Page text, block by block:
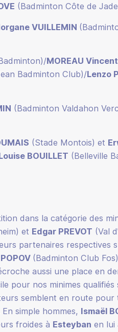
(Badminton Côte de
VUILLEMIN
MOREAU Vincent
Badminton Club)/Lenzo
(Badminton Valdahon
(Stade Montois) et
BOUILLET (Belleville
dans la catégorie des
et Edgar PREVOT (Val
partenaires respectives
(Badminton Club
aussi une place en
pour nos minimes qualifiés
semblent en route
simple hommes, Ismaël
froides à Esteyban en lui